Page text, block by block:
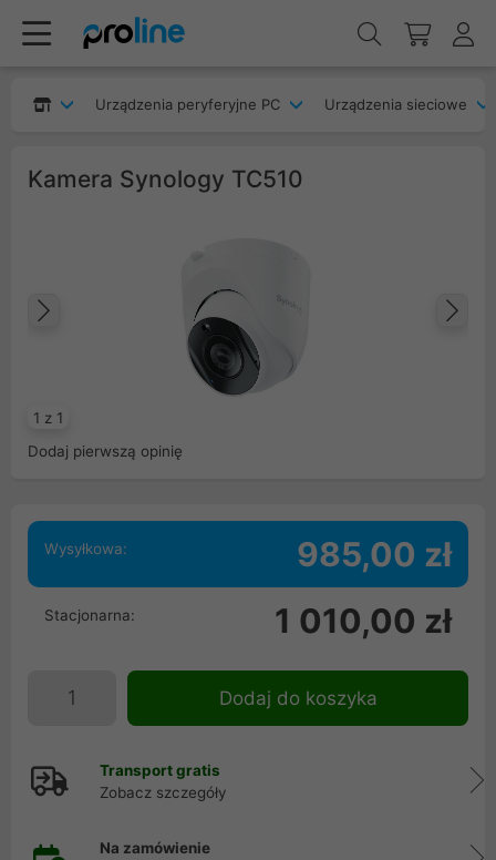
Urządzenia peryferyjne PC Urządzenia sieciowe
Kamera Synology TC510
1 z 1
Poprzedni
Dodaj pierwszą opinię
Wysyłkowa: 985,00 zł
Stacjonarna: 1 010,00 zł
Dodaj do koszyka
Transport gratis
Zobacz szczegóły
Na zamówienie